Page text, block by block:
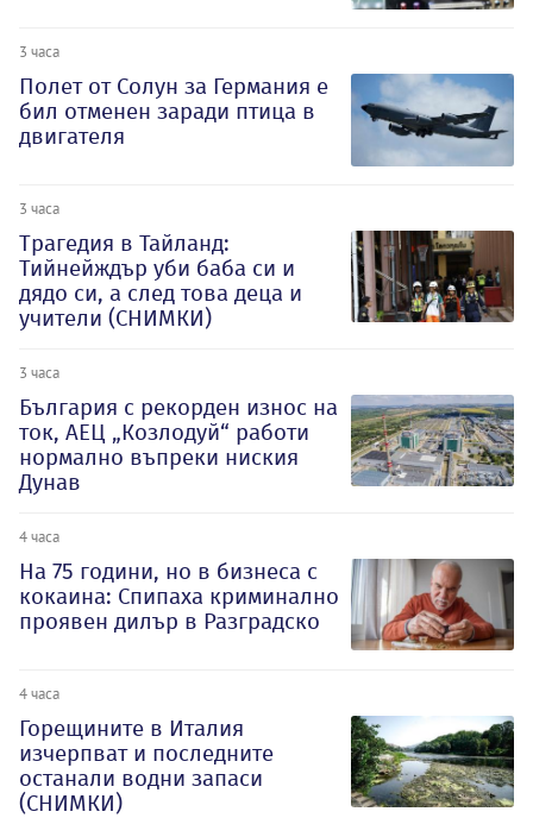
3 часа
Полет от Солун за Германия е
бил отменен заради птица в
двигателя
3 часа
Трагедия в Тайланд:
Тийнейждър уби баба си и
дядо си, а след това деца и
учители (СНИМКИ)
3 часа
България с рекорден износ на
ток, АЕЦ „Козлодуй“ работи
нормално въпреки ниския
Дунав
4 часа
На 75 години, но в бизнеса с
кокаина: Спипаха криминално
проявен дилър в Разградско
4 часа
Горещините в Италия
изчерпват и последните
останали водни запаси
(СНИМКИ)